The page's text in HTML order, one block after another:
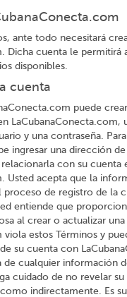
ante todo necesitará
Dicha cuenta le permitirá
disponibles.
cuenta
puede
LaCubanaConecta.com,
y una contraseña.
ingresar una dirección
con su cuenta
Usted acepta que la
de registro de la
entiende que
al crear o actualizar
viola estos Términos y
su cuenta con
de cualquier información
cuidado de no revelar
indirectamente. Es su